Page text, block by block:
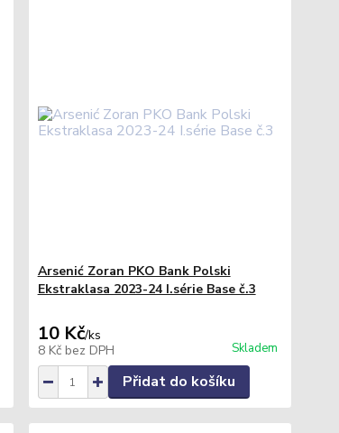
Arsenić Zoran PKO Bank Polski
Ekstraklasa 2023-24 I.série Base č.3
10 Kč/ks
8 Kč bez DPH Skladem
Přidat do košíku